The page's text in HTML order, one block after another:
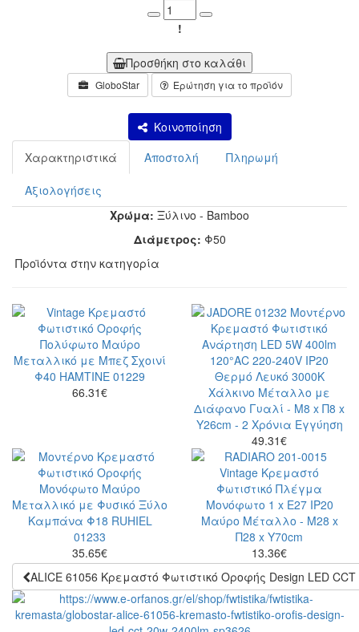
Minus
Plus
!
Προσθήκη στο καλάθι
GloboStar Ερώτηση για το προϊόν
Κοινοποίηση
Χαρακτηριστικά
Αποστολή Πληρωμή
Αξιολογήσεις
Χρώμα: Ξύλινο - Bamboo
Διάμετρος: Φ50
Προϊόντα στην κατηγορία
66.31€
49.31€
35.65€ 13.36€
ALICE 61056 Κρεμαστό Φωτιστικό Οροφής Design LED